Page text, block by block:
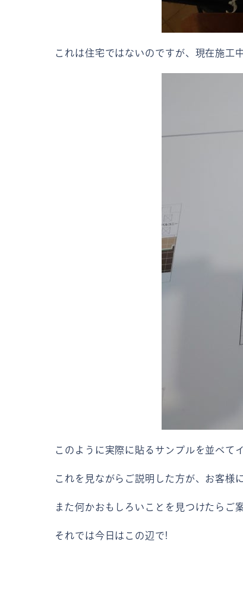
これは住宅ではないのですが、現在施工
このように実際に貼るサンプルを並べて
これを見ながらご説明した方が、お客様
また何かおもしろいことを見つけたらご
それでは今日はこの辺で!